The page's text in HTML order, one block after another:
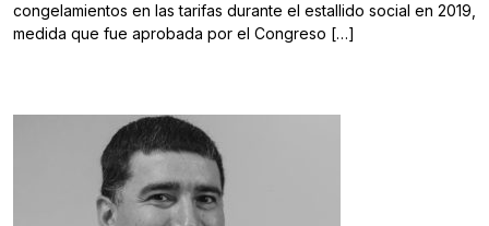
congelamientos en las tarifas durante el estallido social en 2019,
medida que fue aprobada por el Congreso […]